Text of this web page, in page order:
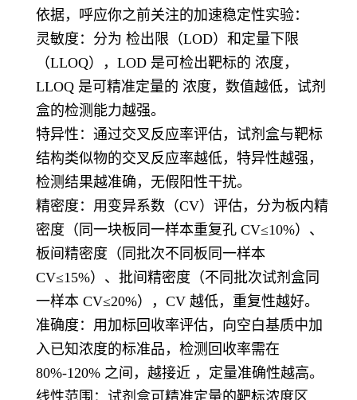
依据，呼应你之前关注的加速稳定性实验：
灵敏度：分为 检出限（LOD）和定量下限
（LLOQ），LOD 是可检出靶标的 浓度，
LLOQ 是可精准定量的 浓度，数值越低，试剂
盒的检测能力越强。
特异性：通过交叉反应率评估，试剂盒与靶标
结构类似物的交叉反应率越低，特异性越强，
检测结果越准确，无假阳性干扰。
精密度：用变异系数（CV）评估，分为板内精
密度（同一块板同一样本重复孔 CV≤10%）、
板间精密度（同批次不同板同一样本
CV≤15%）、批间精密度（不同批次试剂盒同
一样本 CV≤20%），CV 越低，重复性越好。
准确度：用加标回收率评估，向空白基质中加
入已知浓度的标准品，检测回收率需在
80%-120% 之间，越接近 ，定量准确性越高。
线性范围：试剂盒可精准定量的靶标浓度区